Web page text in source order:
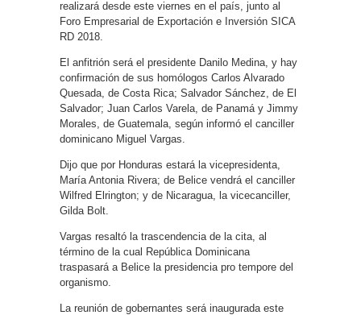
realizará desde este viernes en el país, junto al
Foro Empresarial de Exportación e Inversión SICA
RD 2018.
El anfitrión será el presidente Danilo Medina, y hay
confirmación de sus homólogos Carlos Alvarado
Quesada, de Costa Rica; Salvador Sánchez, de El
Salvador; Juan Carlos Varela, de Panamá y Jimmy
Morales, de Guatemala, según informó el canciller
dominicano Miguel Vargas.
Dijo que por Honduras estará la vicepresidenta,
María Antonia Rivera; de Belice vendrá el canciller
Wilfred Elrington; y de Nicaragua, la vicecanciller,
Gilda Bolt.
Vargas resaltó la trascendencia de la cita, al
término de la cual República Dominicana
traspasará a Belice la presidencia pro tempore del
organismo.
La reunión de gobernantes será inaugurada este